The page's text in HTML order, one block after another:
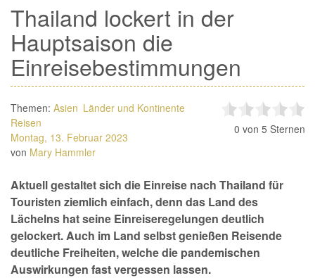
Thailand lockert in der
Hauptsaison die
Einreisebestimmungen
Themen: Asien Länder und Kontinente
Reisen
Montag, 13. Februar 2023
von Mary Hammler
0 von 5 Sternen
Aktuell gestaltet sich die Einreise nach Thailand für
Touristen ziemlich einfach, denn das Land des
Lächelns hat seine Einreiseregelungen deutlich
gelockert. Auch im Land selbst genießen Reisende
deutliche Freiheiten, welche die pandemischen
Auswirkungen fast vergessen lassen.